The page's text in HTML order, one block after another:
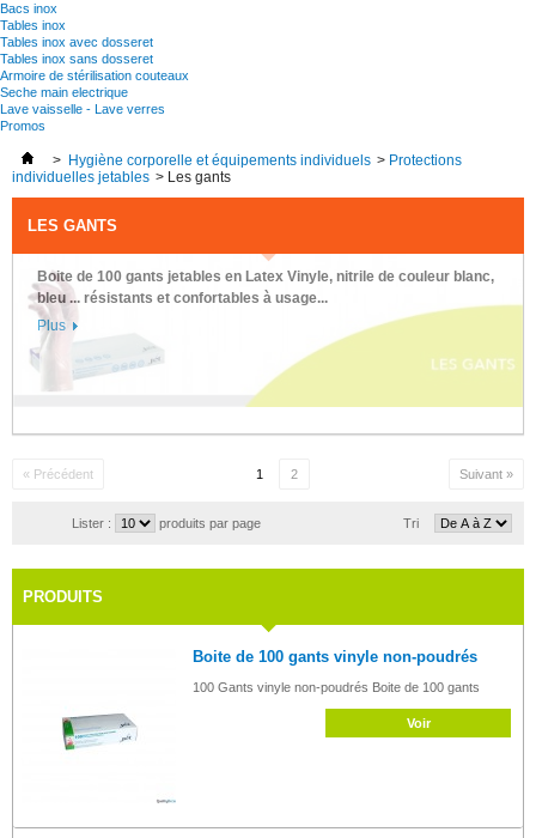
Bacs inox
Tables inox
Tables inox avec dosseret
Tables inox sans dosseret
Armoire de stérilisation couteaux
Seche main electrique
Lave vaisselle - Lave verres
Promos
> Hygiène corporelle et équipements individuels > Protections
individuelles jetables > Les gants
LES GANTS
Boite de 100 gants jetables en Latex Vinyle, nitrile de couleur blanc,
bleu ... résistants et confortables à usage...
Plus
« Précédent 1 2 Suivant »
Tri
Lister : produits par page
PRODUITS
Boite de 100 gants vinyle non-poudrés
100 Gants vinyle non-poudrés Boite de 100 gants
Voir